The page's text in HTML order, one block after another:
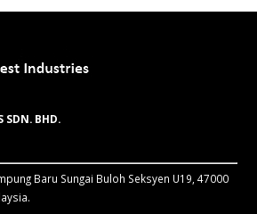
SDN. BHD.
Baru Sungai Buloh Seksyen U19, 47000